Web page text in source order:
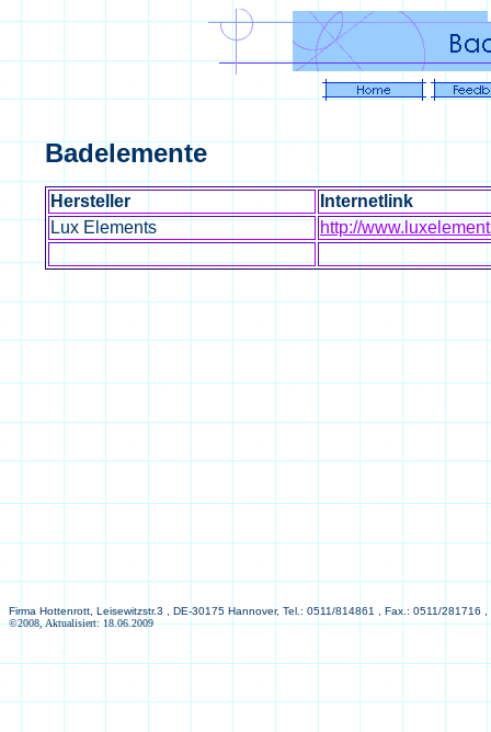
Badelemente
Hersteller
Internetlink
Lux Elements
http://
Firma Hottenrott, Leisewitzstr.3 , DE-30175 Hannover, Tel.: 0511/814861 , Fax.: 0511/281716
©2008, Aktualisiert: 18.06.2009